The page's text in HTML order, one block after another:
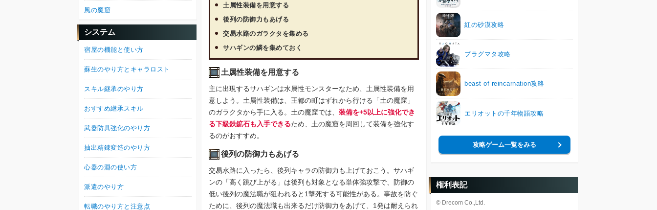
土属性装備を用意する
後列の防御力もあげる
交易水路のガラクタを集める
サハギンの鱗を集めておく
土属性装備を用意する
主に出現するサハギンは水属性モンスターなため、土属性装備を用
意しよう。土属性装備は、王都の町はずれから行ける「土の魔窟」
のガラクタから手に入る。土の魔窟では、 装備を+5以上に強化でき
る下級鉄鉱石も入手できるため、土の魔窟を周回して装備を強化す
るのがおすすめ。
後列の防御力もあげる
交易水路に入ったら、後列キャラの防御力も上げておこう。サハギ
ンの「高く跳び上がる」は後列も対象となる単体強攻撃で、防御の
低い後列の魔法職が狙われると1撃死する可能性がある。事故を防ぐ
ために、後列の魔法職も出来るだけ防御力をあげて、1発は耐えられ
紅の砂漠攻略
プラグマタ攻略
beast of reincarnation攻略
エリオットの千年物語攻略
攻略ゲーム一覧をみる
権利表記
© Drecom Co.,Ltd.
風の魔窟
システム
宿屋の機能と使い方
蘇生のやり方とキャラロスト
スキル継承のやり方
おすすめ継承スキル
武器防具強化のやり方
抽出精錬変造のやり方
心器の淵の使い方
派遣のやり方
転職のやり方と注意点